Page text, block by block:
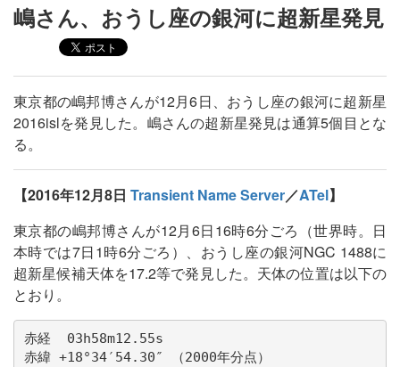
嶋さん、おうし座の銀河に超新星発見
東京都の嶋邦博さんが12月6日、おうし座の銀河に超新星
2016islを発見した。嶋さんの超新星発見は通算5個目とな
る。
【2016年12月8日 Transient Name Server／ATel】
東京都の嶋邦博さんが12月6日16時6分ごろ（世界時。日
本時では7日1時6分ごろ）、おうし座の銀河NGC 1488に
超新星候補天体を17.2等で発見した。天体の位置は以下の
とおり。
赤経  03h58m12.55s
赤緯 +18°34′54.30″ （2000年分点）